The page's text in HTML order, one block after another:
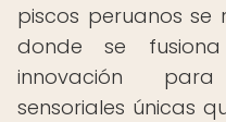
piscos peruanos
donde se
innovación
sensoriales únicas